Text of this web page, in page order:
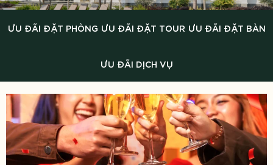
ƯU ĐÃI ĐẶT PHÒNG ƯU ĐÃI ĐẶT TOUR ƯU ĐÃI ĐẶT BÀN
ƯU ĐÃI DỊCH VỤ